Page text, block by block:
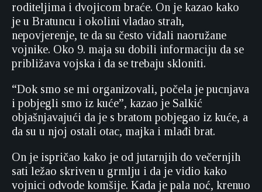
roditeljima i dvojicom braće. On je kazao kako
je u Bratuncu i okolini vladao strah,
nepovjerenje, te da su često viđali naoružane
vojnike. Oko 9. maja su dobili informaciju da se
približava vojska i da se trebaju skloniti.
“Dok smo se mi organizovali, počela je pucnjava
i pobjegli smo iz kuće”, kazao je Salkić
objašnjavajući da je s bratom pobjegao iz kuće, a
da su u njoj ostali otac, majka i mlađi brat.
On je ispričao kako je od jutarnjih do večernjih
sati ležao skriven u grmlju i da je vidio kako
vojnici odvode komšije. Kada je pala noć, krenuo